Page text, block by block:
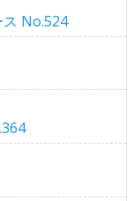
ス No.524